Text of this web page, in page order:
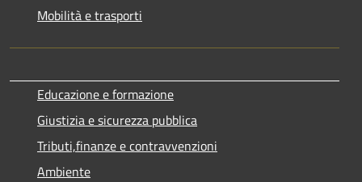
Mobilità e trasporti
Educazione e formazione
Giustizia e sicurezza pubblica
Tributi,finanze e contravvenzioni
Ambiente